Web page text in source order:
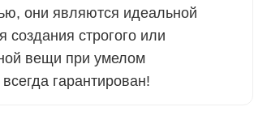
они являются идеальной
создания строгого или
вещи при умелом
гарантирован!